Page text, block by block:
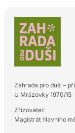
Zahrada pro duši –
U Mrázovky 1970/15
Zřizovatel:
Magistrát hlavního